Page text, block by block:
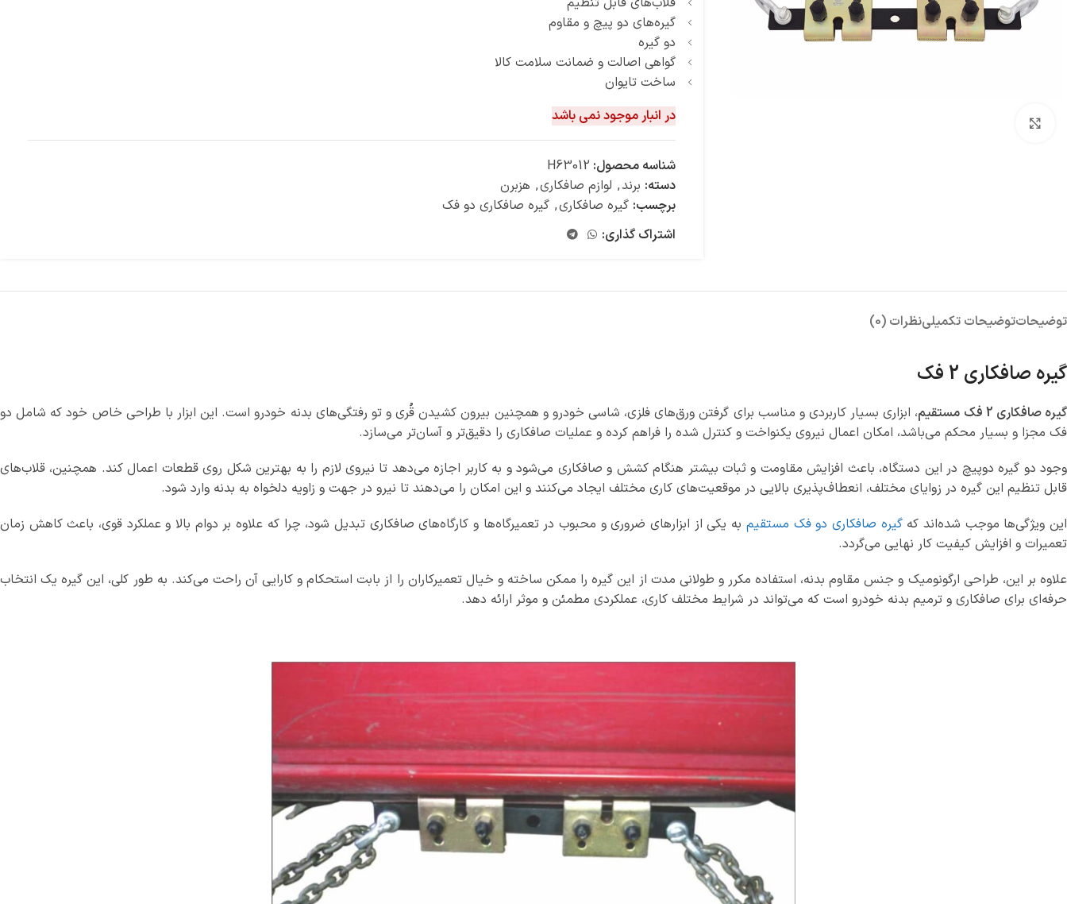
گیره‌های دو پیچ و مقاوم
دو گیره
گواهی اصالت و ضمانت سلامت کالا
ساخت تایوان
در انبار موجود نمی باشد
شناسه محصول: H63012
دسته: برند, لوازم صافکاری, هزبرن
برچسب: گیره صافکاری, گیره صافکاری دو فک
اشتراک گذاری:
توضیحاتتوضیحات تکمیلینظرات (0)
گیره صافکاری 2 فک
گیره صافکاری 2 فک مستقیم
، ابزاری بسیار کاربردی و مناسب برای گرفتن ورق‌های فلزی، شاسی خودرو و همچنین بیرون کشیدن قُری و تو رفتگی‌های بدنه خودرو است. این ابزار با طراحی خاص خود که شامل دو
فک مجزا و بسیار محکم می‌باشد، امکان اعمال نیروی یکنواخت و کنترل شده را فراهم کرده و عملیات صافکاری را دقیق‌تر و آسان‌تر می‌سازد.
وجود دو گیره دوپیچ در این دستگاه، باعث افزایش مقاومت و ثبات بیشتر هنگام کشش و صافکاری می‌شود و به کاربر اجازه می‌دهد تا نیروی لازم را به بهترین شکل روی قطعات اعمال کند. همچنین، قلاب‌های
قابل تنظیم این گیره در زوایای مختلف، انعطاف‌پذیری بالایی در موقعیت‌های کاری مختلف ایجاد می‌کنند و این امکان را می‌دهند تا نیرو در جهت و زاویه دلخواه به بدنه وارد شود.
این ویژگی‌ها موجب شده‌اند کهگیره صافکاری دو فک مستقیم به یکی از ابزارهای ضروری و محبوب در تعمیرگاه‌ها و کارگاه‌های صافکاری تبدیل شود، چرا که علاوه بر دوام بالا و عملکرد قوی، باعث کاهش زمان
تعمیرات و افزایش کیفیت کار نهایی می‌گردد.
علاوه بر این، طراحی ارگونومیک و جنس مقاوم بدنه، استفاده مکرر و طولانی مدت از این گیره را ممکن ساخته و خیال تعمیرکاران را از بابت استحکام و کارایی آن راحت می‌کند. به طور کلی، این گیره یک انتخاب
حرفه‌ای برای صافکاری و ترمیم بدنه خودرو است که می‌تواند در شرایط مختلف کاری، عملکردی مطمئن و موثر ارائه دهد.